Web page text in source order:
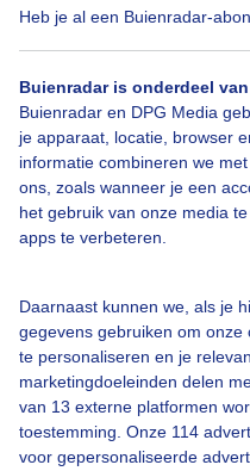
Heb je al een Buienradar-
Buienradar is onderdeel van
Buienradar en DPG Media
je apparaat, locatie, browser
informatie combineren we
ons, zoals wanneer je een
het gebruik van onze media
apps te verbeteren.
Daarnaast kunnen we, als je
gegevens gebruiken om
te personaliseren en je
marketingdoeleinden delen
van 13 externe platformen
toestemming. Onze 114
voor gepersonaliseerde
Bekijk slideshow
Een